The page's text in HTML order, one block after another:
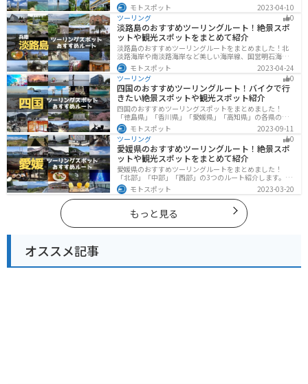
しいビーチや歴史と文化に溢れたスポットが多数あり、
様々な楽しみ方ができます。バイクで沖縄県にツーリン
グに行く際は参考にしてください。
モトスポット
2023-04-10
ツーリング
0
淡路島のおすすめツーリングルート！絶景スポ
ットや観光スポットをまとめて紹介
淡路島のおすすめツーリングルートをまとめました！北
淡路海岸や南淡路海岸など美しい海岸線、国営明石海峡
公園や淡路夢舞台など、自然とアートが融合した施設も
多数あります。バイクで淡路島にツーリングに行く際は
参考にしてください。
モトスポット
2023-04-24
ツーリング
0
四国のおすすめツーリングルート！バイクで行
きたい絶景スポットや観光スポット紹介
四国のおすすめツーリングスポットをまとめました！
「徳島県」「香川県」「愛媛県」「高知県」の各県の観
光地紹介します。自然豊かな山々や湖、温泉地が点在
し、四季折々の景色を楽しめるスポットが多数ありま
す。バイクで四国にツーリングに行く際は参考にしてく
ださい。
モトスポット
2023-09-11
ツーリング
0
愛媛県のおすすめツーリングルート！絶景スポ
ットや観光スポットをまとめて紹介
愛媛県のおすすめツーリングルートをまとめました！
「北部」「中部」「西部」の3つのルート紹介します。山
や海といった自然だけでなく、気軽に渡れる島もあり
様々な楽しみ方ができます。バイクで愛媛県にツーリン
グに行く際は参考にしてください。
モトスポット 2023-03-20
もっと見る
オススメ記事